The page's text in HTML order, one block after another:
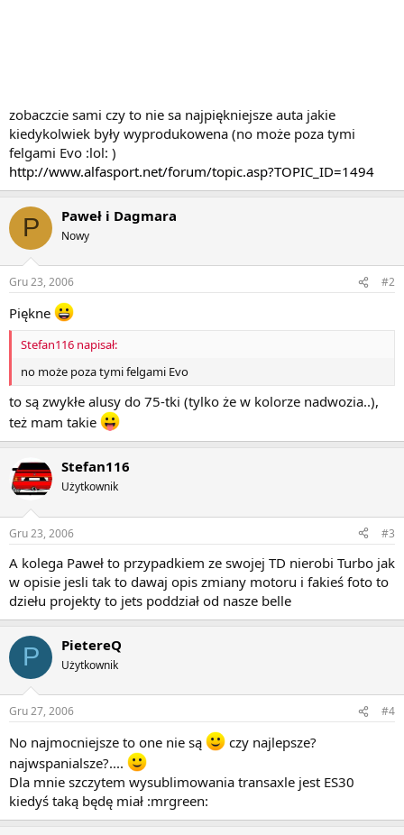
zobaczcie sami czy to nie sa najpiękniejsze auta jakie
kiedykolwiek były wyprodukowena (no może poza tymi
felgami Evo :lol: )
http://www.alfasport.net/forum/topic.asp?TOPIC_ID=1494
P Paweł i Dagmara
Nowy
Gru 23, 2006 #2
Piękne
Stefan116 napisał:
no może poza tymi felgami Evo
to są zwykłe alusy do 75-tki (tylko że w kolorze nadwozia..),
też mam takie
Stefan116
Użytkownik
Gru 23, 2006 #3
A kolega Paweł to przypadkiem ze swojej TD nierobi Turbo jak
w opisie jesli tak to dawaj opis zmiany motoru i fakieś foto to
dziełu projekty to jets poddział od nasze belle
P PietereQ
Użytkownik
Gru 27, 2006 #4
No najmocniejsze to one nie są
czy najlepsze?
najwspanialsze?....
Dla mnie szczytem wysublimowania transaxle jest ES30
kiedyś taką będę miał :mrgreen: